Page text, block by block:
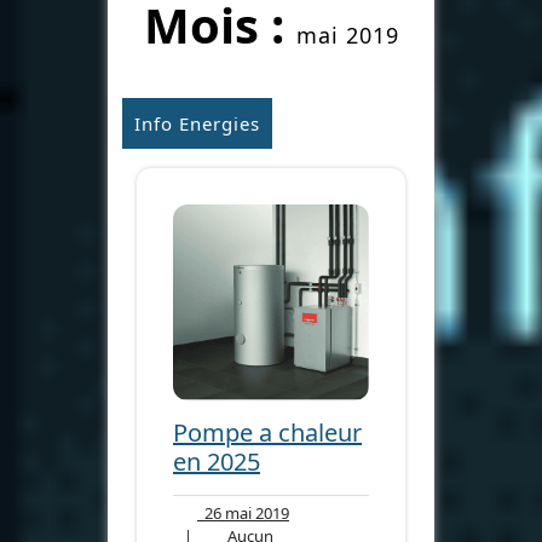
Mois : mai 2019
Info Energies
Pompe a chaleur
en 2025
26 mai 201926
|
Aucun